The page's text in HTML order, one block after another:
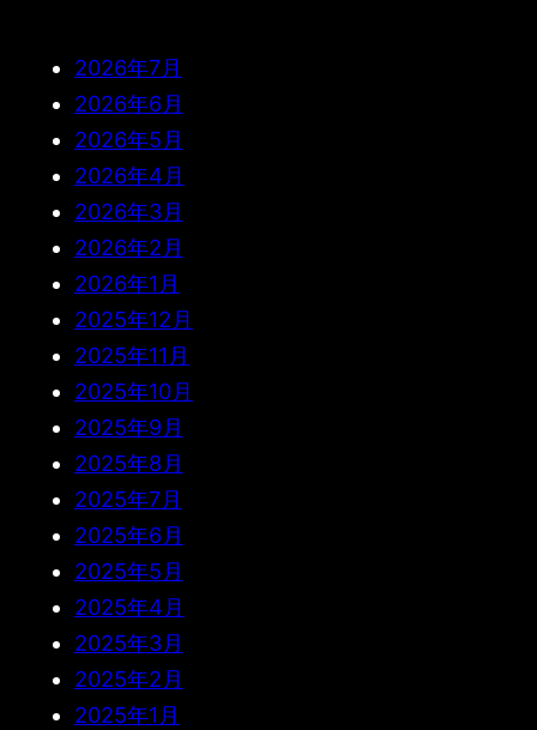
2026年7月
2026年6月
2026年5月
2026年4月
2026年3月
2026年2月
2026年1月
2025年12月
2025年11月
2025年10月
2025年9月
2025年8月
2025年7月
2025年6月
2025年5月
2025年4月
2025年3月
2025年2月
2025年1月